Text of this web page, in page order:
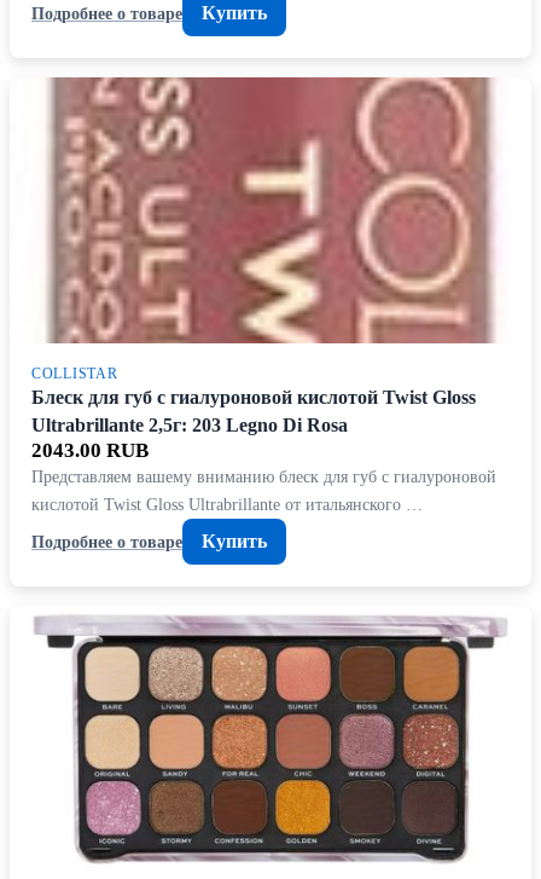
Подробнее о товаре
Купить
COLLISTAR
Блеск для губ с гиалуроновой кислотой Twist Gloss
Ultrabrillante 2,5г: 203 Legno Di Rosa
2043.00 RUB
Представляем вашему вниманию блеск для губ с гиалуроновой
кислотой Twist Gloss Ultrabrillante от итальянского …
Подробнее о товаре
Купить